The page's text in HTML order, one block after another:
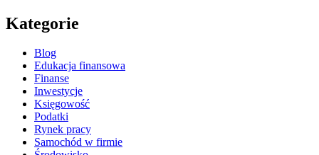
Kategorie
Blog
Edukacja finansowa
Finanse
Inwestycje
Księgowość
Podatki
Rynek pracy
Samochód w firmie